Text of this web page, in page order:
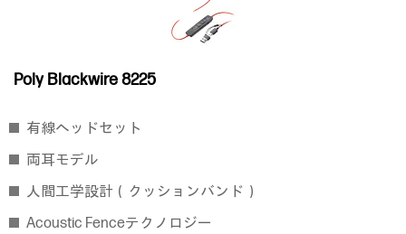
Poly Blackwire 8225
有線ヘッドセット
両耳モデル
人間工学設計（クッションバンド）
Acoustic Fenceテクノロジー